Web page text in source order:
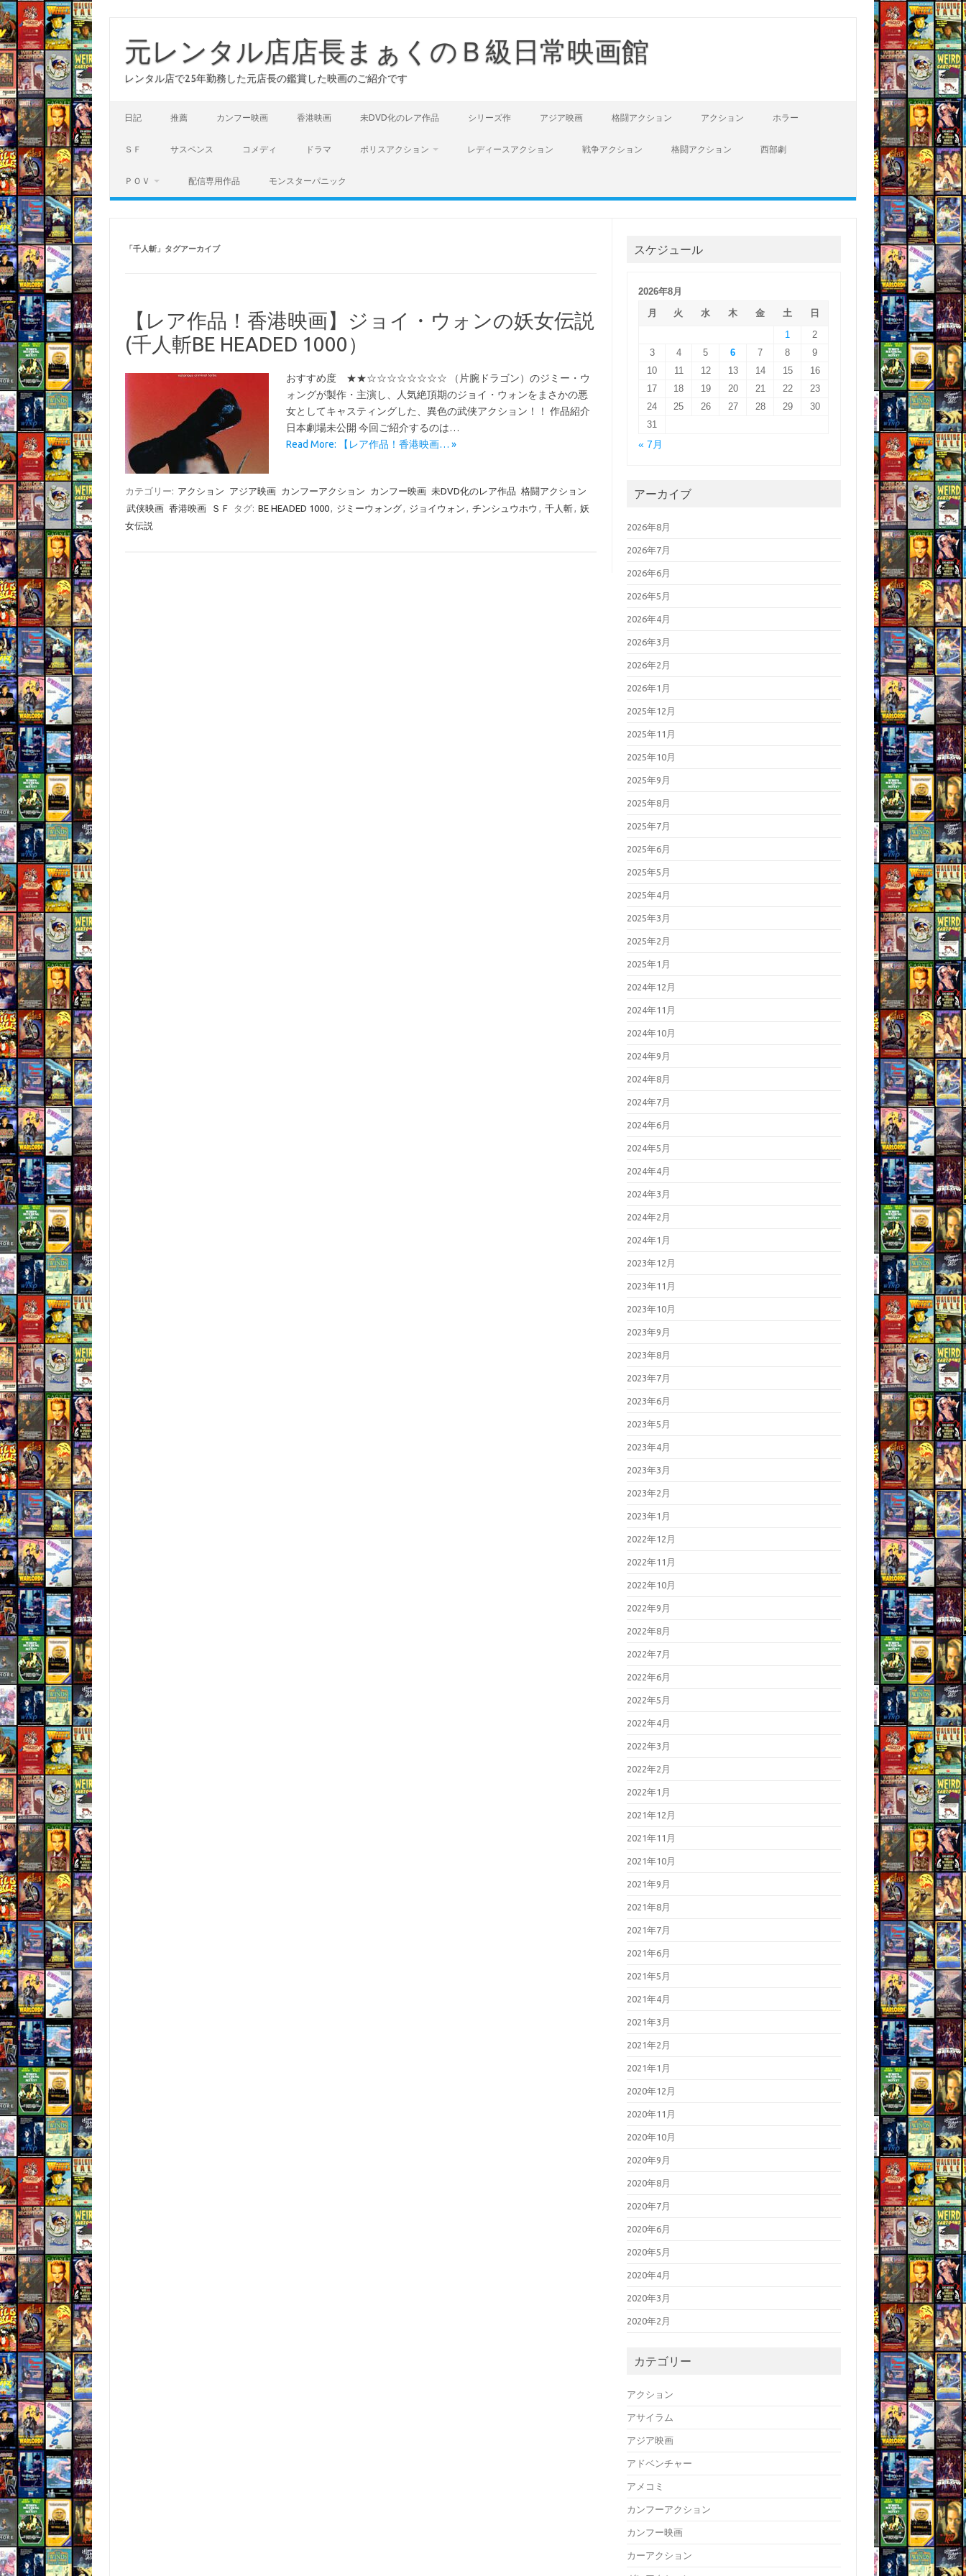
元レンタル店店長まぁくのＢ級日常映画館
レンタル店で25年勤務した元店長の鑑賞した映画のご紹介です
日記 推薦 カンフー映画 香港映画 未DVD化のレア作品 シリーズ作 アジア映画 格闘アクション アクション ホラー
ＳＦ サスペンス コメディ ドラマ ポリスアクション レディースアクション 戦争アクション 格闘アクション 西部劇
ＰＯＶ 配信専用作品 モンスターパニック
「千人斬」タグアーカイブ
【レア作品！香港映画】ジョイ・ウォンの妖女伝説
(千人斬BE HEADED 1000）
おすすめ度 ★★☆☆☆☆☆☆☆☆ （片腕ドラゴン）のジミー・ウ
ォングが製作・主演し、人気絶頂期のジョイ・ウォンをまさかの悪
女としてキャスティングした、異色の武侠アクション！！ 作品紹介
日本劇場未公開 今回ご紹介するのは…
Read More: 【レア作品！香港映画… »
カテゴリー: アクション アジア映画 カンフーアクション カンフー映画 未DVD化のレア作品 格闘アクション
武侠映画 香港映画 ＳＦ タグ: BE HEADED 1000, ジミーウォング, ジョイウォン , チンシュウホウ , 千人斬, 妖
女伝説
スケジュール
2026年8月
月
火 水 木 金 土
日
1
2
3
4 5 6 7 8
9
10
11 12 13 14 15
16
17
18 19 20 21 22
23
24
25 26 27 28 29
30
31
« 7月
アーカイブ
2026年8月
2026年7月
2026年6月
2026年5月
2026年4月
2026年3月
2026年2月
2026年1月
2025年12月
2025年11月
2025年10月
2025年9月
2025年8月
2025年7月
2025年6月
2025年5月
2025年4月
2025年3月
2025年2月
2025年1月
2024年12月
2024年11月
2024年10月
2024年9月
2024年8月
2024年7月
2024年6月
2024年5月
2024年4月
2024年3月
2024年2月
2024年1月
2023年12月
2023年11月
2023年10月
2023年9月
2023年8月
2023年7月
2023年6月
2023年5月
2023年4月
2023年3月
2023年2月
2023年1月
2022年12月
2022年11月
2022年10月
2022年9月
2022年8月
2022年7月
2022年6月
2022年5月
2022年4月
2022年3月
2022年2月
2022年1月
2021年12月
2021年11月
2021年10月
2021年9月
2021年8月
2021年7月
2021年6月
2021年5月
2021年4月
2021年3月
2021年2月
2021年1月
2020年12月
2020年11月
2020年10月
2020年9月
2020年8月
2020年7月
2020年6月
2020年5月
2020年4月
2020年3月
2020年2月
カテゴリー
アクション
アサイラム
アジア映画
アドベンチャー
アメコミ
カンフーアクション
カンフー映画
カーアクション